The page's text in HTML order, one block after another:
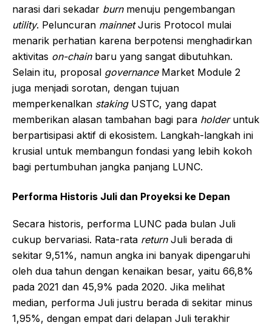
narasi dari sekadar burnmenuju pengembangan
utility. Peluncuran mainnetJuris Protocol mulai
menarik perhatian karena berpotensi menghadirkan
aktivitas on-chainbaru yang sangat dibutuhkan.
Selain itu, proposal governanceMarket Module 2
juga menjadi sorotan, dengan tujuan
memperkenalkan stakingUSTC, yang dapat
memberikan alasan tambahan bagi para holderuntuk
berpartisipasi aktif di ekosistem. Langkah-langkah ini
krusial untuk membangun fondasi yang lebih kokoh
bagi pertumbuhan jangka panjang LUNC.
Performa Historis Juli dan Proyeksi ke Depan
Secara historis, performa LUNC pada bulan Juli
cukup bervariasi. Rata-rata returnJuli berada di
sekitar 9,51%, namun angka ini banyak dipengaruhi
oleh dua tahun dengan kenaikan besar, yaitu 66,8%
pada 2021 dan 45,9% pada 2020. Jika melihat
median, performa Juli justru berada di sekitar minus
1,95%, dengan empat dari delapan Juli terakhir